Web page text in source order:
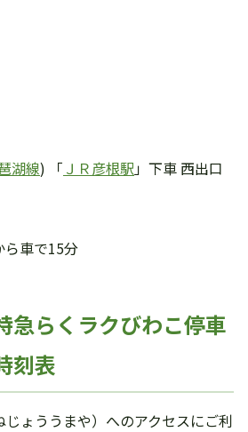
湖線) 「 ＪＲ彦根駅 」下車 西出口
ら車で15分
急らくラクびわこ停車
刻表
ょううまや）へのアクセスにご利